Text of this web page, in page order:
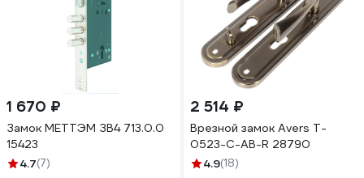
1 670 ₽
Замок МЕТТЭМ ЗВ4 713.0.0
15423
4.7(7)
2 514 ₽
Врезной замок Avers T-
0523-C-AB-R 28790
4.9(18)